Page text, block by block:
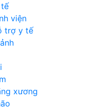
viện
trợ y tế
xương